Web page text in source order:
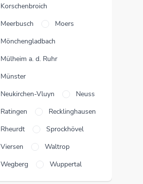
Korschenbroich
Meerbusch
Moers
Mönchengladbach
Mülheim a. d. Ruhr
Münster
Neukirchen-Vluyn
Neuss
Ratingen
Recklinghausen
Rheurdt
Sprockhövel
Viersen
Waltrop
Wegberg
Wuppertal